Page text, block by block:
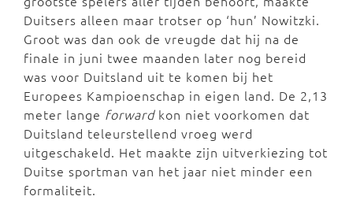
Duitsers alleen maar trotser op ‘hun’ Nowitzki.
Groot was dan ook de vreugde dat hij na de
finale in juni twee maanden later nog bereid
was voor Duitsland uit te komen bij het
Europees Kampioenschap in eigen land. De 2,13
meter lange forwardkon niet voorkomen dat
Duitsland teleurstellend vroeg werd
uitgeschakeld. Het maakte zijn uitverkiezing tot
Duitse sportman van het jaar niet minder een
formaliteit.